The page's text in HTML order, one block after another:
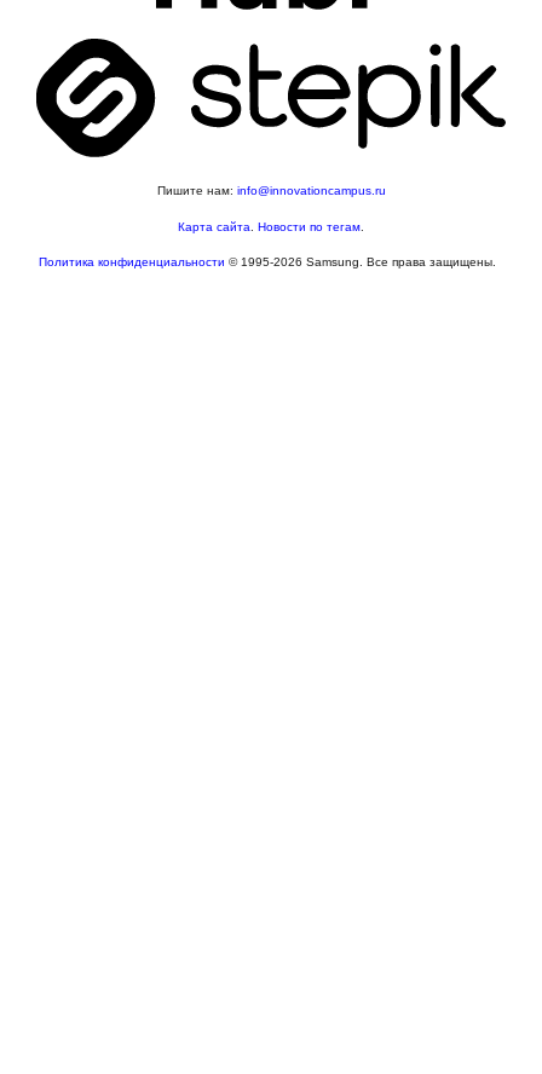
Пишите нам: info@innovationcampus.ru
Карта сайта Новости по тегам
Политика конфиденциальности © 1995-2026 Samsung. Все права защищены.